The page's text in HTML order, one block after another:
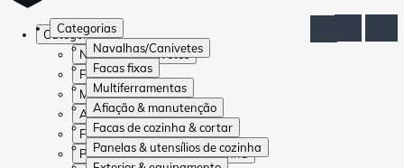
Categorias
Navalhas/Canivetes
Facas fixas
Multiferramentas
Afiação & manutenção
Facas de cozinha & cortar
Panelas & utensílios de cozinha
Categorias
Navalhas/Canivetes
Facas fixas
Multiferramentas
Afiação & manutenção
Facas de cozinha & cortar
Panelas & utensílios de cozinha